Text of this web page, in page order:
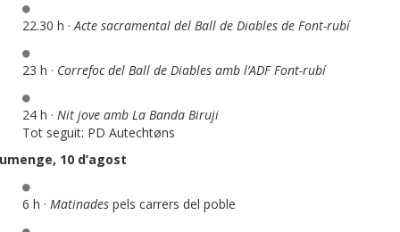
22.30 h ·Acte sacramental del Ball de Diables de Font-rubí
23 h · Correfoc del Ball de Diables amb l’ADF Font-rubí
24 h ·Nit jove amb La Banda Biruji
Tot seguit: PD Autechtøns
10 d’agost
6 h ·Matinades pels carrers del poble